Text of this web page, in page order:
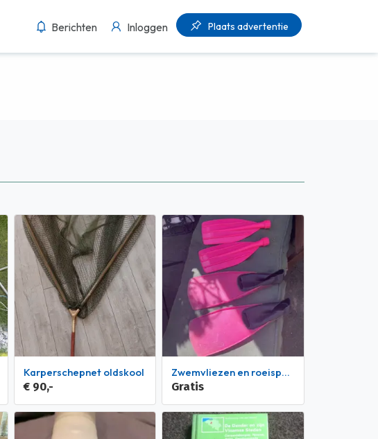
Berichten Inloggen Plaats advertentie
Karperschepnet oldskool
€ 90,-
Zwemvliezen en roeispaanbladen
Gratis